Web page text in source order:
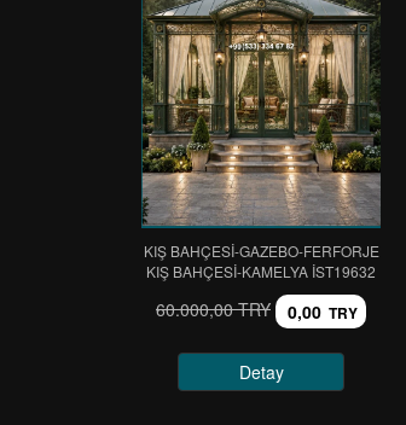
KIŞ BAHÇESİ-GAZEBO-FERFORJE
KIŞ BAHÇESİ-KAMELYA IST19632
60.000,00 TRY 0,00 TRY
Detay